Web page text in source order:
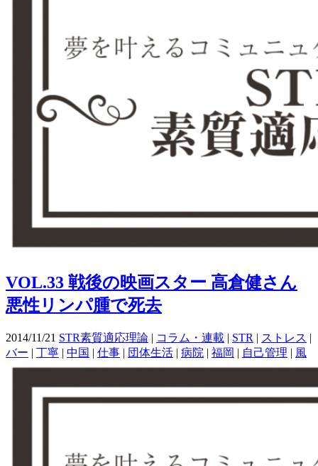
VOL.33 戦後の映画スター 高倉健さん
悪性リンパ腫で死去
2014/11/21 STR素質適応理論 | コラム・連載 | STR | ストレス |
バー | 丁寧 | 中国 | 仕事 | 団体生活 | 病院 | 福岡 | 自己管理 | 風